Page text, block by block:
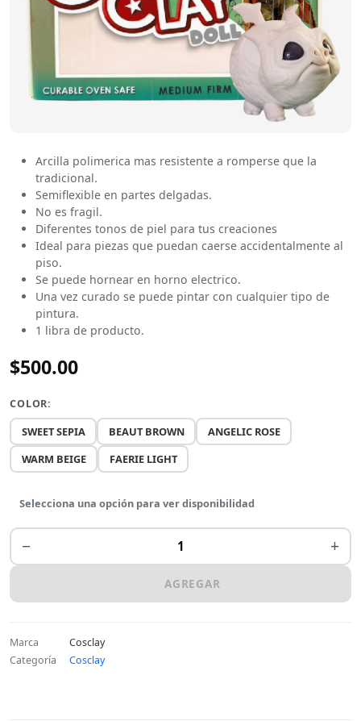
Arcilla polimerica mas resistente a romperse que la
tradicional.
Semiflexible en partes delgadas.
No es fragil.
Diferentes tonos de piel para tus creaciones
Ideal para piezas que puedan caerse accidentalmente al
piso.
Se puede hornear en horno electrico.
Una vez curado se puede pintar con cualquier tipo de
pintura.
1 libra de producto.
$500.00
COLOR:
SWEET SEPIA BEAUT BROWN
ANGELIC ROSE
WARM BEIGE
FAERIE LIGHT
Selecciona una opción para ver disponibilidad
− +
AGREGAR
Marca
Cosclay
Categoría
Cosclay